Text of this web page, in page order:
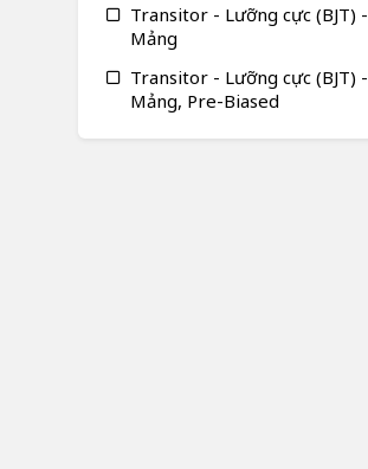
Transitor - Lưỡng cực (BJT) -
Mảng
Transitor - Lưỡng cực (BJT) -
Mảng, Pre-Biased